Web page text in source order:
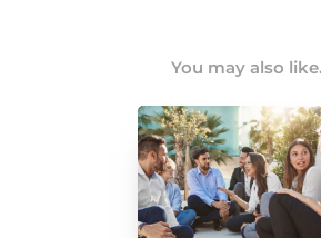
You may also